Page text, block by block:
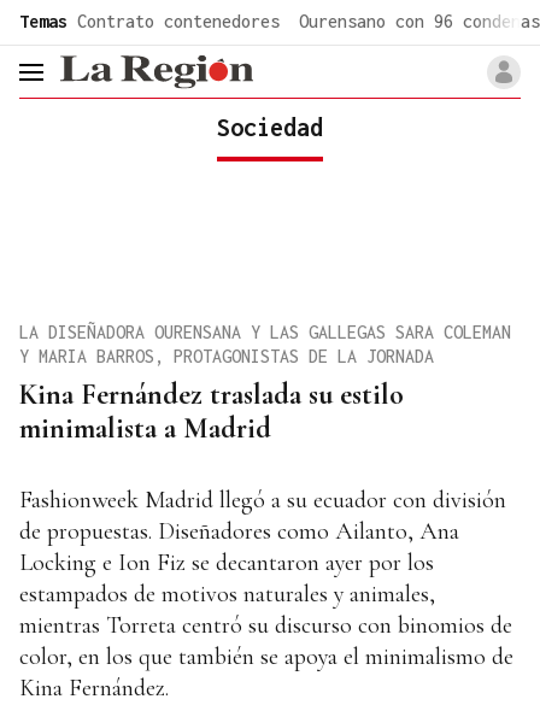
Temas Contrato contenedores Ourensano con 96 condenas
header.menu.open
Sociedad
Kina Fernández traslada su estilo
minimalista a Madrid
LA DISEÑADORA OURENSANA Y LAS GALLEGAS SARA COLEMAN
Y MARIA BARROS, PROTAGONISTAS DE LA JORNADA
Fashionweek Madrid llegó a su ecuador con división
de propuestas. Diseñadores como Ailanto, Ana
Locking e Ion Fiz se decantaron ayer por los
estampados de motivos naturales y animales,
mientras Torreta centró su discurso con binomios de
color, en los que también se apoya el minimalismo de
Kina Fernández.